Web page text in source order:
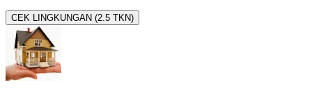
CEK LINGKUNGAN (2.5 TKN)